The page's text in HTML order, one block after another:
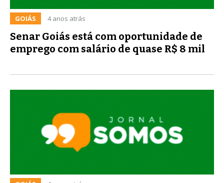
GOIÁS 4 anos atrás
Senar Goiás está com oportunidade de
emprego com salário de quase R$ 8 mil